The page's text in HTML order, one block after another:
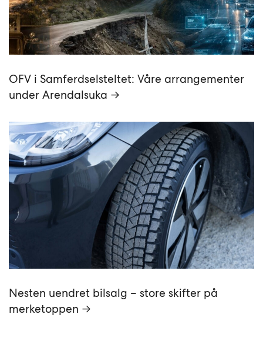
OFV i Samferdselsteltet: Våre arrangementer
under Arendalsuka →
Nesten uendret bilsalg – store skifter på
merketoppen →